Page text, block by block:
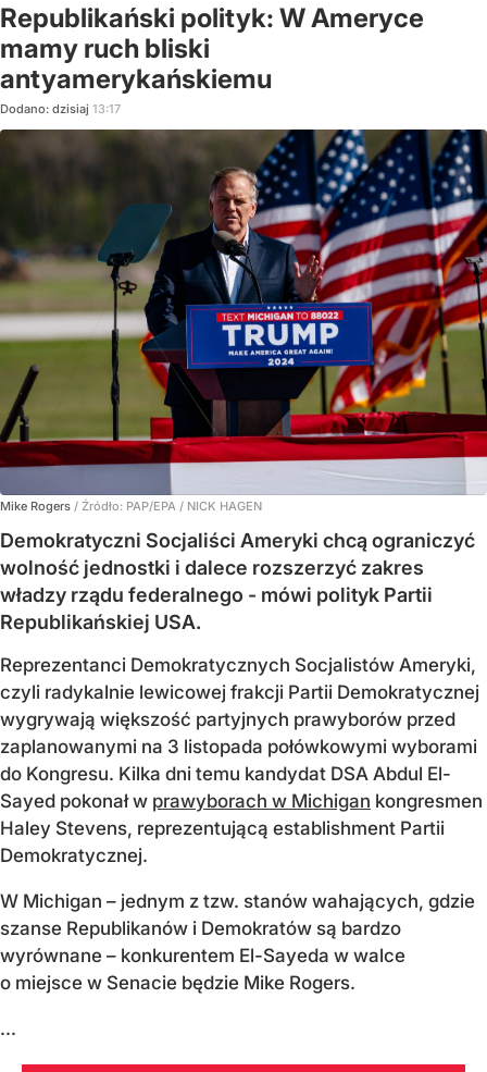
Republikański polityk: W Ameryce
mamy ruch bliski
antyamerykańskiemu
Dodano: dzisiaj 13:17
Mike Rogers / Źródło: PAP/EPA / NICK HAGEN
Demokratyczni Socjaliści Ameryki chcą ograniczyć
wolność jednostki i dalece rozszerzyć zakres
władzy rządu federalnego - mówi polityk Partii
Republikańskiej USA.
Reprezentanci Demokratycznych Socjalistów Ameryki,
czyli radykalnie lewicowej frakcji Partii Demokratycznej
wygrywają większość partyjnych prawyborów przed
zaplanowanymi na 3 listopada połówkowymi wyborami
do Kongresu. Kilka dni temu kandydat DSA Abdul El-
Sayed pokonał w prawyborach w Michigan kongresmen
Haley Stevens, reprezentującą establishment Partii
Demokratycznej.
W Michigan – jednym z tzw. stanów wahających, gdzie
szanse Republikanów i Demokratów są bardzo
wyrównane – konkurentem El-Sayeda w walce
o miejsce w Senacie będzie Mike Rogers.
...